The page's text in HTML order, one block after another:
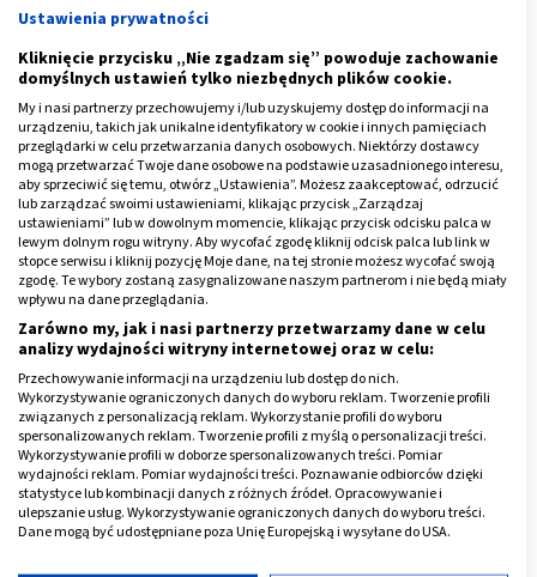
urządzenie zakłada się na nadgarstek (mankiet
powinien znajdować się około 1,5 cm od dłoni) z dłonią
skierowaną w górę. Ten typ ciśnieniomierza jest mniej
dokładny od aparatu naramiennego, ale przeważnie
jest także tańszy.
ZDROWIE
Niski puls – co oznacza i jak podnieść?
Przyczyny i objawy
Przeczytaj
artykuł
Reklama
Ustawienia prywatności
Kliknięcie przycisku „Nie zgadzam się” powoduje zachowanie
domyślnych ustawień tylko niezbędnych plików cookie.
My i nasi partnerzy przechowujemy i/lub uzyskujemy dostęp do informacji na
urządzeniu, takich jak unikalne identyfikatory w cookie i innych pamięciach
przeglądarki w celu przetwarzania danych osobowych. Niektórzy dostawcy
mogą przetwarzać Twoje dane osobowe na podstawie uzasadnionego interesu,
aby sprzeciwić się temu, otwórz „Ustawienia”. Możesz zaakceptować, odrzucić
lub zarządzać swoimi ustawieniami, klikając przycisk „Zarządzaj
ustawieniami” lub w dowolnym momencie, klikając przycisk odcisku palca w
lewym dolnym rogu witryny. Aby wycofać zgodę kliknij odcisk palca lub link w
stopce serwisu i kliknij pozycję Moje dane, na tej stronie możesz wycofać swoją
zgodę. Te wybory zostaną zasygnalizowane naszym partnerom i nie będą miały
wpływu na dane przeglądania.
Zarówno my, jak i nasi partnerzy przetwarzamy dane w celu
analizy wydajności witryny internetowej oraz w celu:
Przechowywanie informacji na urządzeniu lub dostęp do nich.
Wykorzystywanie ograniczonych danych do wyboru reklam. Tworzenie profili
związanych z personalizacją reklam. Wykorzystanie profili do wyboru
spersonalizowanych reklam. Tworzenie profili z myślą o personalizacji treści.
Wykorzystywanie profili w doborze spersonalizowanych treści. Pomiar
wydajności reklam. Pomiar wydajności treści. Poznawanie odbiorców dzięki
statystyce lub kombinacji danych z różnych źródeł. Opracowywanie i
ulepszanie usług. Wykorzystywanie ograniczonych danych do wyboru treści.
Dane mogą być udostępniane poza Unię Europejską i wysyłane do USA.